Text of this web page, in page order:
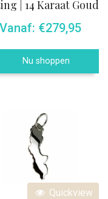
| 14 Karaat Goud
Vanaf: €279,95
Nu shoppen
Quickview